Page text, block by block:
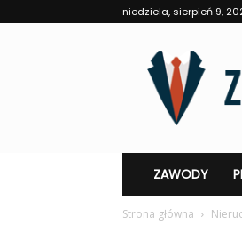
niedziela, sierpień 9,
Zawody.pl
ZAWODY
Strona główna